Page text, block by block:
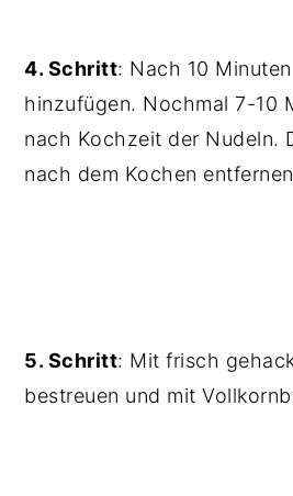
4. Schritt: Nach 10
hinzufügen. Nochmal 7-10
nach Kochzeit der Nudeln.
nach dem Kochen
5. Schritt: Mit frisch
bestreuen und mit